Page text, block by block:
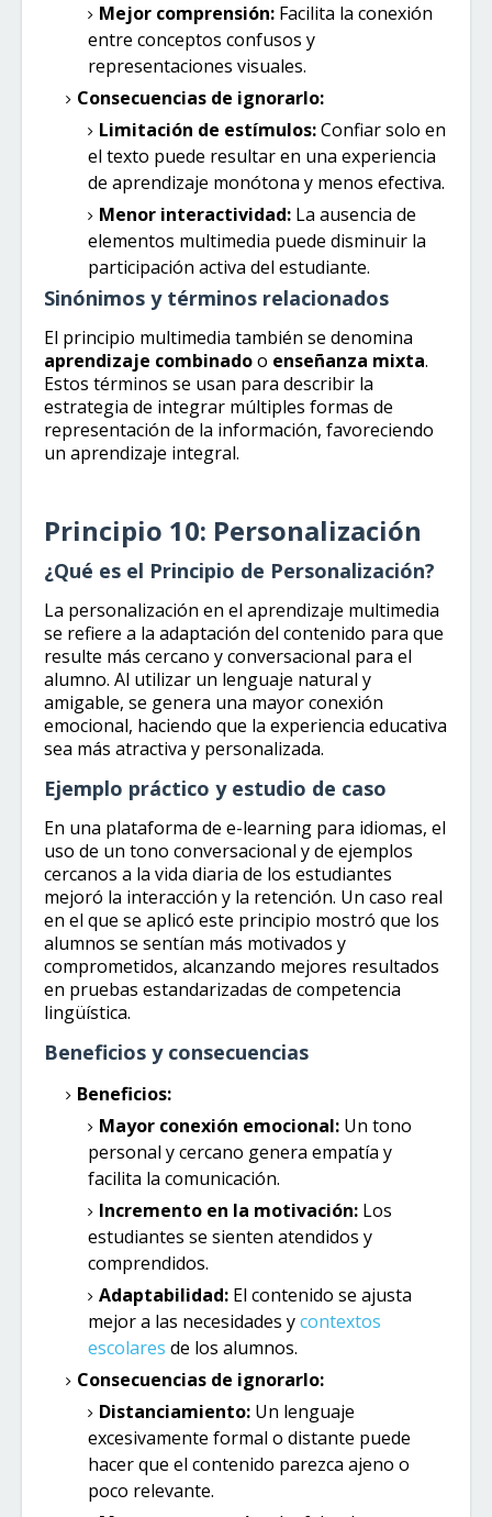
Mejor comprensión: Facilita la conexión
entre conceptos confusos y
representaciones visuales.
Consecuencias de ignorarlo:
Limitación de estímulos:Confiar solo en
el texto puede resultar en una experiencia
de aprendizaje monótona y menos efectiva.
Menor interactividad: La ausencia de
elementos multimedia puede disminuir la
participación activa del estudiante.
Sinónimos y términos relacionados
El principio multimedia también se denomina
aprendizaje combinadoo enseñanza mixta.
Estos términos se usan para describir la
estrategia de integrar múltiples formas de
representación de la información, favoreciendo
un aprendizaje integral.
Principio 10: Personalización
¿Qué es el Principio de Personalización?
La personalización en el aprendizaje multimedia
se refiere a la adaptación del contenido para que
resulte más cercano y conversacional para el
alumno. Al utilizar un lenguaje natural y
amigable, se genera una mayor conexión
emocional, haciendo que la experiencia educativa
sea más atractiva y personalizada.
Ejemplo práctico y estudio de caso
En una plataforma de e-learning para idiomas, el
uso de un tono conversacional y de ejemplos
cercanos a la vida diaria de los estudiantes
mejoró la interacción y la retención. Un caso real
en el que se aplicó este principio mostró que los
alumnos se sentían más motivados y
comprometidos, alcanzando mejores resultados
en pruebas estandarizadas de competencia
lingüística.
Beneficios y consecuencias
Beneficios:
Mayor conexión emocional: Un tono
personal y cercano genera empatía y
facilita la comunicación.
Incremento en la motivación: Los
estudiantes se sienten atendidos y
comprendidos.
Adaptabilidad: El contenido se ajusta
mejor a las necesidades ycontextos
escolares de los alumnos.
Consecuencias de ignorarlo:
Distanciamiento: Un lenguaje
excesivamente formal o distante puede
hacer que el contenido parezca ajeno o
poco relevante.